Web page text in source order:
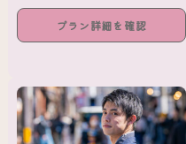
プラン詳細を確認